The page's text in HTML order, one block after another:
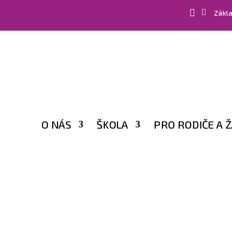
 
O NÁS ŠKOLA PRO RODIČE A